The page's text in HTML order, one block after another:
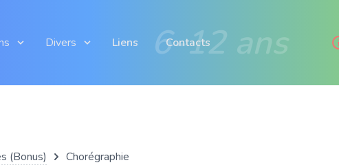
Divers Liens Contacts
6-12 ans
(Bonus) Chorégraphie